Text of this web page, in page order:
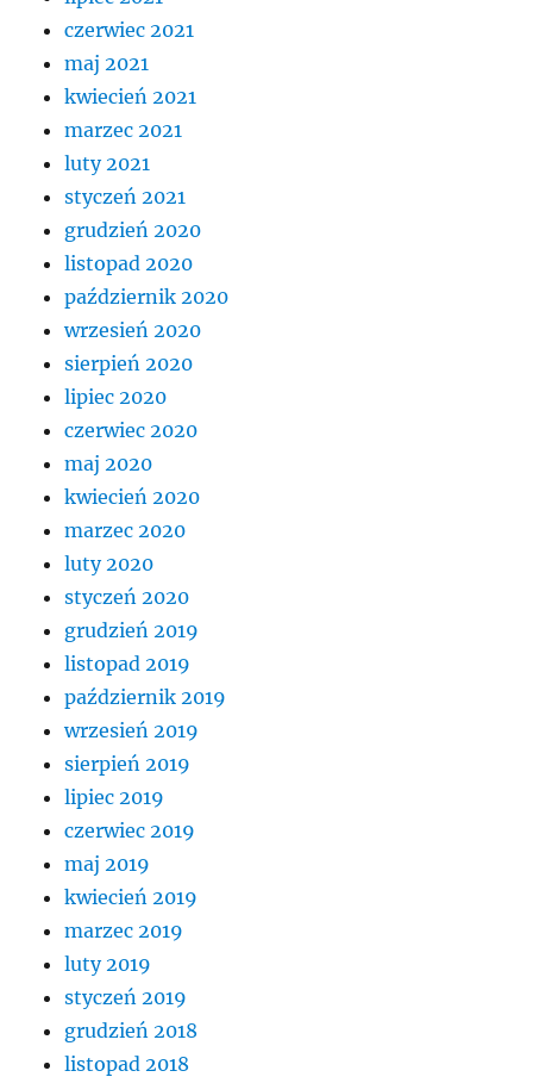
czerwiec 2021
maj 2021
kwiecień 2021
marzec 2021
luty 2021
styczeń 2021
grudzień 2020
listopad 2020
październik 2020
wrzesień 2020
sierpień 2020
lipiec 2020
czerwiec 2020
maj 2020
kwiecień 2020
marzec 2020
luty 2020
styczeń 2020
grudzień 2019
listopad 2019
październik 2019
wrzesień 2019
sierpień 2019
lipiec 2019
czerwiec 2019
maj 2019
kwiecień 2019
marzec 2019
luty 2019
styczeń 2019
grudzień 2018
listopad 2018